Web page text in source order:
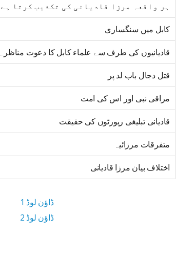
ہر واقعہ مرزا قادیانی کی تکذیب کرتا ہے
کابل میں سنگساری
قادیانیوں کی طرف سے علماء کابل کا دعوت مناظرہ
قتل دجال باب لد پر
مراقی نبی اور اس کی امت
قادیانی تبلیغی رپورٹوں کی حقیقت
متفرقات مرزائیہ
اختلاف بیان مرزا قادیانی
ڈاؤن لوڈ 1
ڈاؤن لوڈ 2